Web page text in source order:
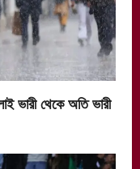
ভারী থেকে অতি ভারী